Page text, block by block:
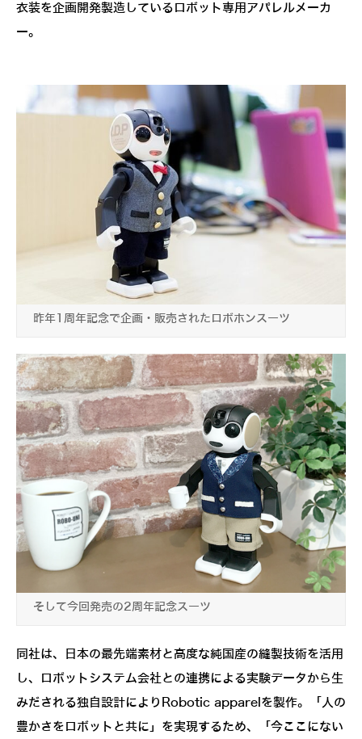
衣装を企画開発製造しているロボット専用アパレルメーカ
ー。
昨年1周年記念で企画・販売されたロボホンスーツ
そして今回発売の2周年記念スーツ
同社は、日本の最先端素材と高度な純国産の縫製技術を活用
し、ロボットシステム会社との連携による実験データから生
みだされる独自設計によりRobotic apparelを製作。「人の
豊かさをロボットと共に」を実現するため、「今ここにない